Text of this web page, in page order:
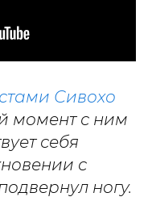
Сивохо
момент с ним
себя
с
ногу.